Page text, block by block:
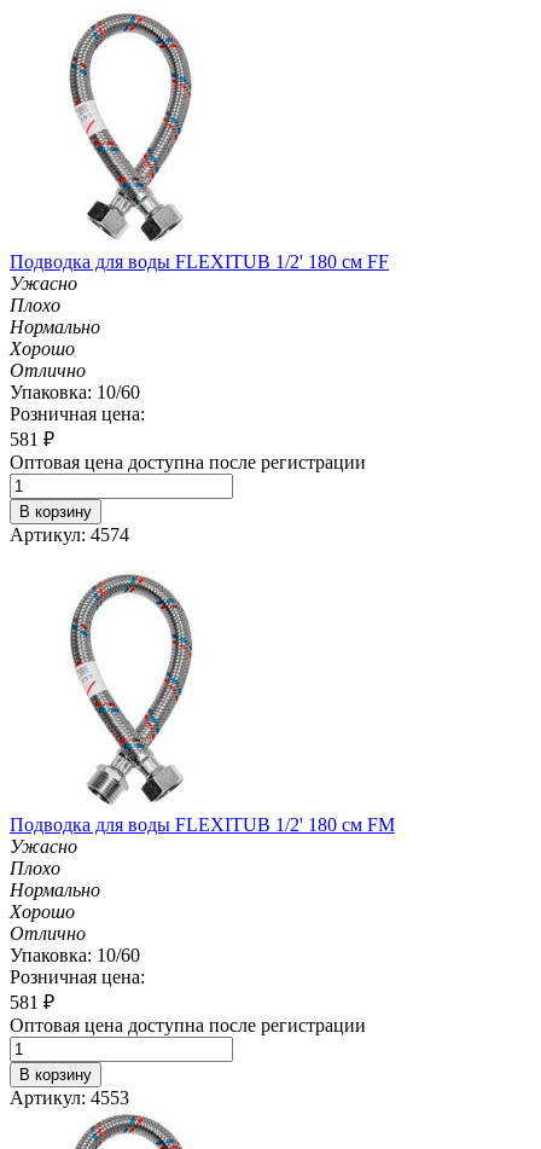
Подводка для воды FLEXITUB 1/2' 180 см FF
Ужасно
Плохо
Нормально
Хорошо
Отлично
Упаковка: 10/60
Розничная цена:
581 ₽
Оптовая цена доступна после регистрации
В корзину
Артикул: 4574
Подводка для воды FLEXITUB 1/2' 180 см FM
Ужасно
Плохо
Нормально
Хорошо
Отлично
Упаковка: 10/60
Розничная цена:
581 ₽
Оптовая цена доступна после регистрации
В корзину
Артикул: 4553